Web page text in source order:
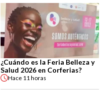
¿Cuándo es la Feria Belleza y
Salud 2026 en Corferias?
Hace 11 horas